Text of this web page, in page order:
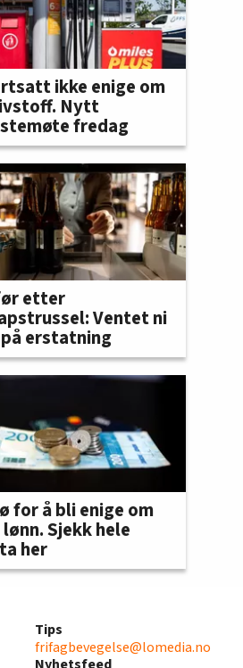
ikke enige om
Nytt
fredag
etter
Ventet ni
erstatning
for å bli enige om
Sjekk hele
her
Tips
frifagbevegelse@lomedia.no